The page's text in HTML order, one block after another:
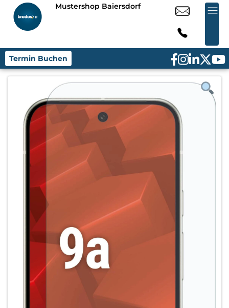
Mustershop Baiersdorf
Termin Buchen